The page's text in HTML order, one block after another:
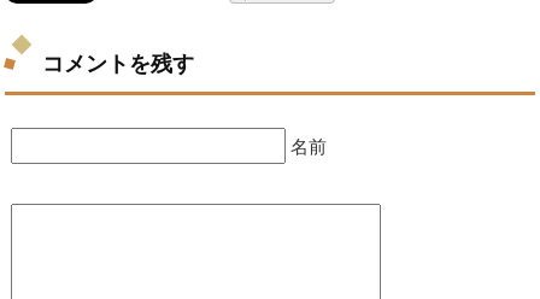
コメントを残す
名前